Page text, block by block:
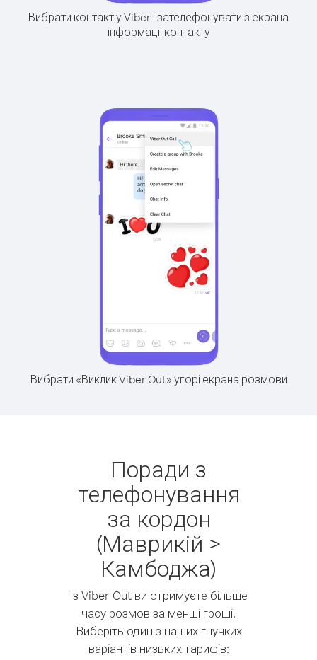
Вибрати контакт у Viber і зателефонувати з екрана
інформації контакту
Вибрати «Виклик Viber Out» угорі екрана розмови
Поради з
телефонування
за кордон
(Маврикій >
Камбоджа)
Із Viber Out ви отримуєте більше
часу розмов за менші гроші.
Виберіть один з наших гнучких
варіантів низьких тарифів: